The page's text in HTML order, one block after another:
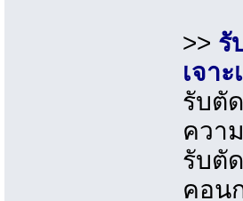
>> รั
เจา
รับตั
ควา
รับตั
คอน